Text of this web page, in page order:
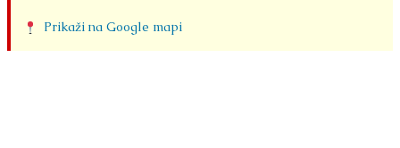
Prikaži na Google mapi